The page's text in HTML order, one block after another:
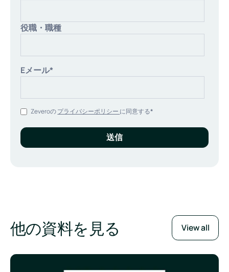
役職・職種
Eメール*
Zeveroのプライバシーポリシー に同意する*
他の資料を見る View all
B Corp認証取得の流れ